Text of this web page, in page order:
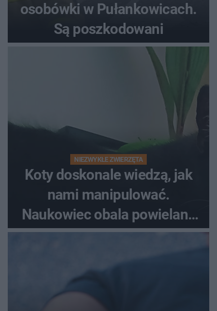
osobówki w Pułankowicach.
Są poszkodowani
NIEZWYKŁE ZWIERZĘTA
Koty doskonale wiedzą, jak
nami manipulować.
Naukowiec obala powielane
od lat mity na ich temat